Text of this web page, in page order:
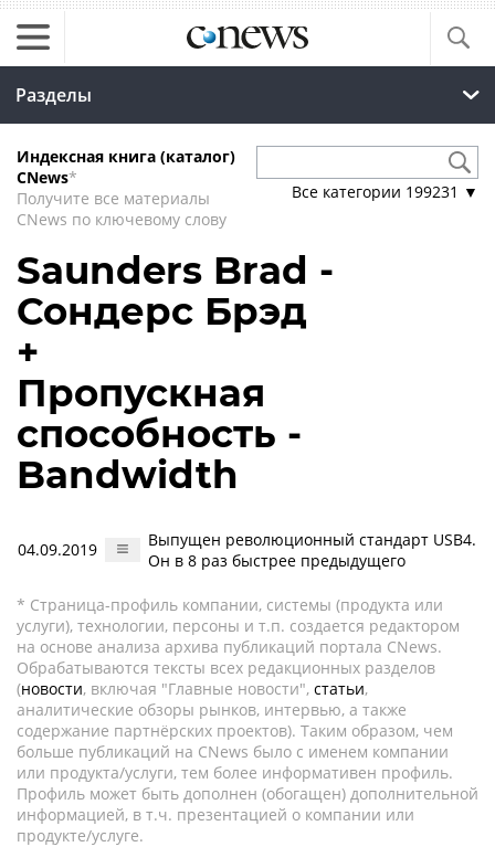
Разделы
Индексная книга (каталог)
CNews*
Получите все материалы
CNews по ключевому слову
Все категории 199231 ▼
Saunders Brad -
Сондерс Брэд
+
Пропускная
способность -
Bandwidth
04.09.2019
Выпущен революционный стандарт USB4.
Он в 8 раз быстрее предыдущего
* Страница-профиль компании, системы (продукта или
услуги), технологии, персоны и т.п. создается редактором
на основе анализа архива публикаций портала CNews.
Обрабатываются тексты всех редакционных разделов
(новости, включая "Главные новости", статьи,
аналитические обзоры рынков, интервью, а также
содержание партнёрских проектов). Таким образом, чем
больше публикаций на CNews было с именем компании
или продукта/услуги, тем более информативен профиль.
Профиль может быть дополнен (обогащен) дополнительной
информацией, в т.ч. презентацией о компании или
продукте/услуге.